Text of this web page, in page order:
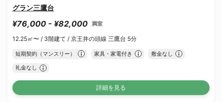
グラン三鷹台
¥76,000 - ¥82,000 満室
12.25㎡〜 / 3階建て / 京王井の頭線 三鷹台 5分
短期契約（マンスリー） 家具・家電付き 敷金なし
礼金なし
詳細を見る